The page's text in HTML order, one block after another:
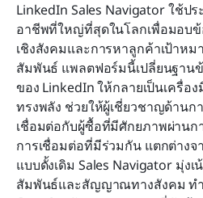
LinkedIn Sales Navigator ใช้ป
อาชีพที่ใหญ่ที่สุดในโลกเพื่อมอบ
เชิงสังคมและการหาลูกค้าเป้าห
สัมพันธ์ แพลตฟอร์มนี้เปลี่ยนฐา
ของ LinkedIn ให้กลายเป็นเครื่อ
ทรงพลัง ช่วยให้ผู้เชี่ยวชาญด้านก
เชื่อมต่อกับผู้ซื้อที่มีศักยภาพผ่าน
การเชื่อมต่อที่มีร่วมกัน แตกต่าง
แบบดั้งเดิม Sales Navigator มุ่ง
สัมพันธ์และสัญญาณทางสังคม ท